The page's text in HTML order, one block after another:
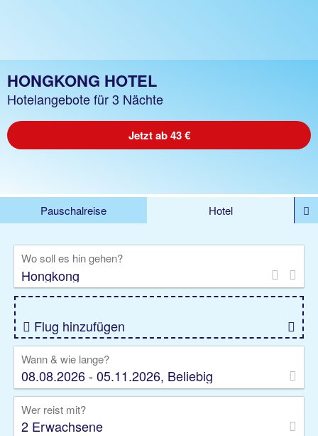
HONGKONG HOTEL
Hotelangebote für 3 Nächte
Jetzt ab 43 €
Pauschalreise
Hotel
Kreuzfahrten
Rundreisen
Privattransfer
Zusatzleistungen
Wo soll es hin gehen?
Flug hinzufügen
Wann & wie lange?
08.08.2026 - 05.11.2026, Beliebig
Wer reist mit?
2 Erwachsene